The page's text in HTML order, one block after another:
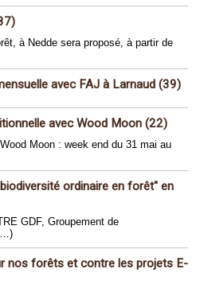
à Nedde sera proposé, à partir de
avec FAJ à Larnaud (39)
avec Wood Moon (22)
Moon : week end du 31 mai au
ordinaire en forêt" en
GDF, Groupement de
nos forêts et contre les projets E-